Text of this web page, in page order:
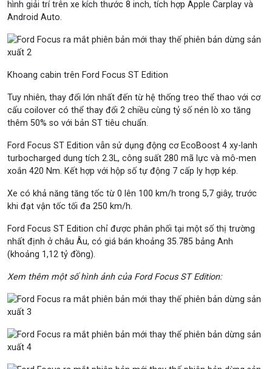
hình giải trí trên xe kích thước 8 inch, tích hợp Apple Carplay và
Android Auto.
Khoang cabin trên Ford Focus ST Edition
Tuy nhiên, thay đổi lớn nhất đến từ hệ thống treo thể thao với cơ
cấu coilover có thể thay đổi 2 chiều cùng tỷ số nén lò xo tăng
thêm 50% so với bản ST tiêu chuẩn.
Ford Focus ST Edition vẫn sử dụng động cơ EcoBoost 4 xy-lanh
turbocharged dung tích 2.3L, công suất 280 mã lực và mô-men
xoắn 420 Nm. Kết hợp với hộp số tự động 7 cấp ly hợp kép.
Xe có khả năng tăng tốc từ 0 lên 100 km/h trong 5,7 giây, trước
khi đạt vận tốc tối đa 250 km/h.
Ford Focus ST Edition chỉ được phân phối tại một số thị trường
nhất định ở châu Âu, có giá bán khoảng 35.785 bảng Anh
(khoảng 1,12 tỷ đồng).
Xem thêm một số hình ảnh của Ford Focus ST Edition: